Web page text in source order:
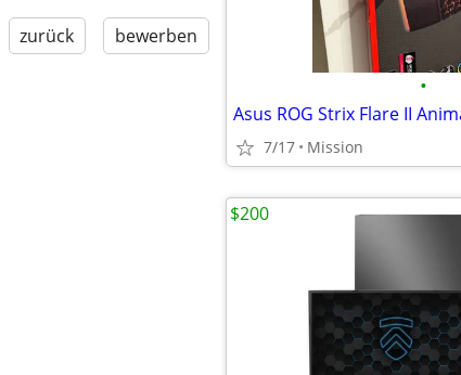
zurück bewerben
•
Asus ROG Strix Flare II
7/17 Mission
$200